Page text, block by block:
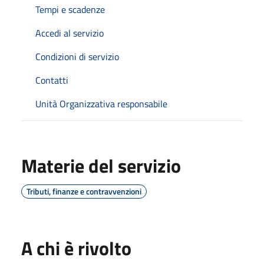
Tempi e scadenze
Accedi al servizio
Condizioni di servizio
Contatti
Unità Organizzativa responsabile
Materie del servizio
Tributi, finanze e contravvenzioni
A chi è rivolto